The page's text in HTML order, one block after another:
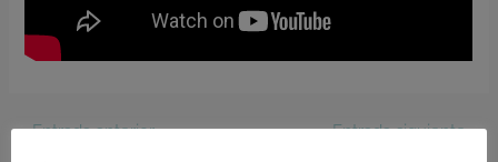
←Entrada anterior Entrada siguiente→